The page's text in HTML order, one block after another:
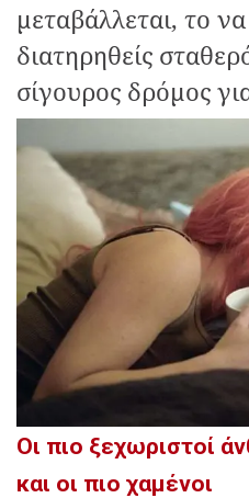
μεταβάλλεται, το
διατηρηθείς
σίγουρος δρόμος
Οι πιο ξεχωριστοί
και οι πιο χαμένοι